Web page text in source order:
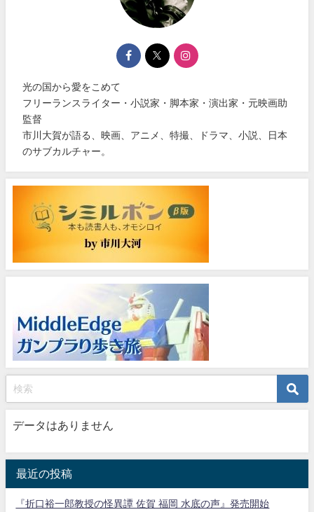
光の国から愛をこめて
フリーランスライター・小説家・脚本家・演出家・元映画助
監督
市川大賀が語る、映画、アニメ、特撮、ドラマ、小説、日本
のサブカルチャー。
データはありません
最近の投稿
『折口裕一郎教授の怪異譚 佐賀 福岡 水底の声』発売開始